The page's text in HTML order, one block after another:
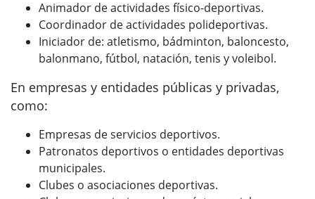
Animador de actividades físico-deportivas.
Coordinador de actividades polideportivas.
Iniciador de: atletismo, bádminton, baloncesto,
balonmano, fútbol, natación, tenis y voleibol.
En empresas y entidades públicas y privadas,
como:
Empresas de servicios deportivos.
Patronatos deportivos o entidades deportivas
municipales.
Clubes o asociaciones deportivas.